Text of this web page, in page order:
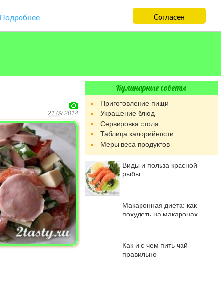
Согласен
Подробнее
21.09.2014
Кулинарные советы
Приготовление пищи
Украшение блюд
Сервировка стола
Таблица калорийности
Меры веса продуктов
Виды и польза красной
рыбы
Макаронная диета: как
похудеть на макаронах
Как и с чем пить чай
правильно